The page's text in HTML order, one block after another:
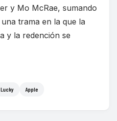
y Mo McRae, sumando
trama en la que la
y la redención se
Lucky Apple